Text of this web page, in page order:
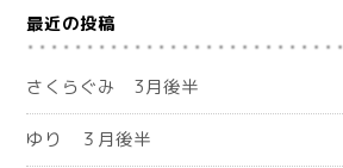
最近の投稿
さくらぐみ 3月後半
ゆり ３月後半